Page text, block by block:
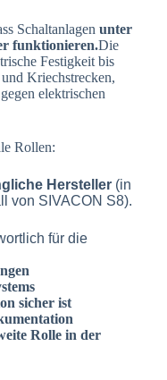
Schaltanlagen unter
funktionieren.Die
Festigkeit bis
Kriechstrecken,
elektrischen
Rollen:
Hersteller (in
von SIVACON S8).
für die
sicher ist
Rolle in der